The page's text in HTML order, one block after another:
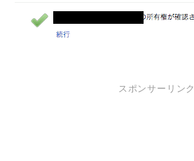
スポンサーリンク